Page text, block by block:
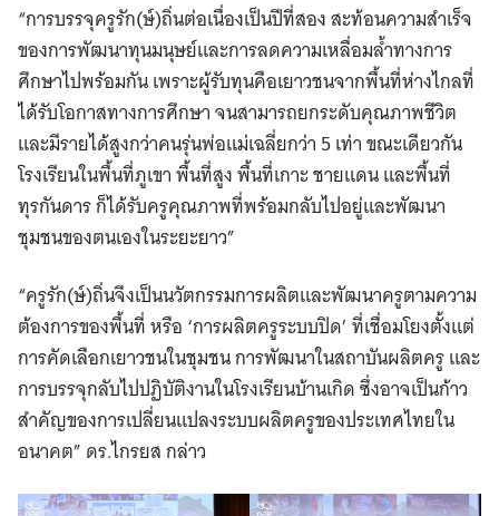
“การบรรจุครูรัก(ษ์)ถิ่นต่อเนื่องเป็นปีที่สอง สะท้อนความสำเร็จ
ของการพัฒนาทุนมนุษย์และการลดความเหลื่อมล้ำทางการ
ศึกษาไปพร้อมกัน เพราะผู้รับทุนคือเยาวชนจากพื้นที่ห่างไกลที่
ได้รับโอกาสทางการศึกษา จนสามารถยกระดับคุณภาพชีวิต
และมีรายได้สูงกว่าคนรุ่นพ่อแม่เฉลี่ยกว่า 5 เท่า ขณะเดียวกัน
โรงเรียนในพื้นที่ภูเขา พื้นที่สูง พื้นที่เกาะ ชายแดน และพื้นที่
ทุรกันดาร ก็ได้รับครูคุณภาพที่พร้อมกลับไปอยู่และพัฒนา
ชุมชนของตนเองในระยะยาว”
“ครูรัก(ษ์)ถิ่นจึงเป็นนวัตกรรมการผลิตและพัฒนาครูตามความ
ต้องการของพื้นที่ หรือ ‘การผลิตครูระบบปิด’ ที่เชื่อมโยงตั้งแต่
การคัดเลือกเยาวชนในชุมชน การพัฒนาในสถาบันผลิตครู และ
การบรรจุกลับไปปฏิบัติงานในโรงเรียนบ้านเกิด ซึ่งอาจเป็นก้าว
สำคัญของการเปลี่ยนแปลงระบบผลิตครูของประเทศไทยใน
อนาคต” ดร.ไกรยส กล่าว